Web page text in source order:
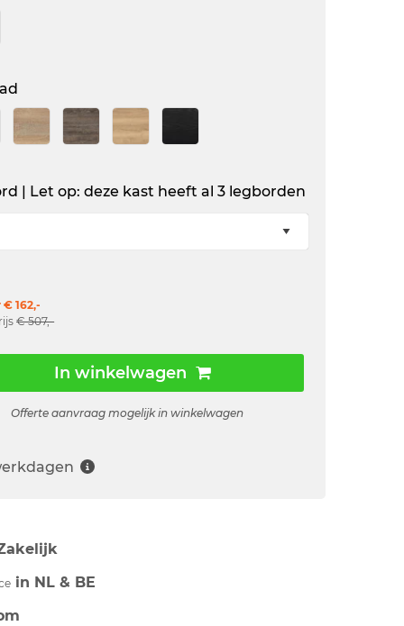
| Let op: deze kast heeft al 3 legborden
€ 162,-
€ 507,-
In winkelwagen
Offerte aanvraag mogelijk in winkelwagen
in NL & BE